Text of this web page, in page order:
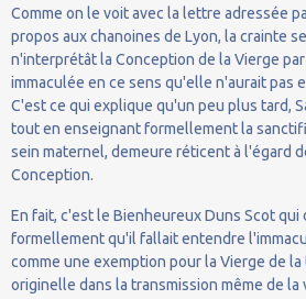
Comme on le voit avec la lettre adressée
propos aux chanoines de Lyon, la crainte
n'interprétât la Conception de la Vierge
immaculée en ce sens qu'elle n'aurait pas
C'est ce qui explique qu'un peu plus tard,
tout en enseignant formellement la
sein maternel, demeure réticent à l'égard
Conception.
En fait, c'est le Bienheureux Duns Scot
formellement qu'il fallait entendre
comme une exemption pour la Vierge de
originelle dans la transmission même de la